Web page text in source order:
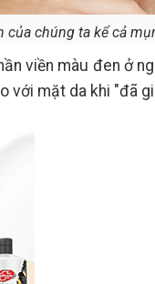
chúng ta kể cả
viền màu đen ở
với mặt da khi "đã